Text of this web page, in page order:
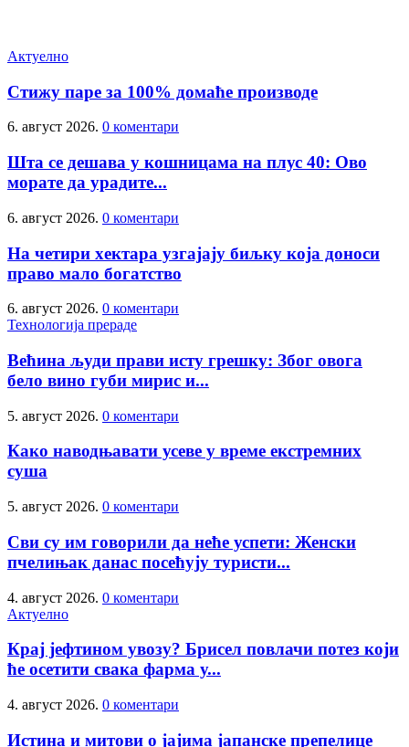
Актуелно
Стижу паре за 100% домаће производе
6. август 2026. 0 коментари
Шта се дешава у кошницама на плус 40: Ово
морате да урадите...
6. август 2026. 0 коментари
На четири хектара узгајају биљку која доноси
право мало богатство
6. август 2026. 0 коментари
Технологија прераде
Већина људи прави исту грешку: Због овога
бело вино губи мирис и...
5. август 2026. 0 коментари
Како наводњавати усеве у време екстремних
суша
5. август 2026. 0 коментари
Сви су им говорили да неће успети: Женски
пчелињак данас посећују туристи...
4. август 2026. 0 коментари
Актуелно
Крај јефтином увозу? Брисел повлачи потез који
ће осетити свака фарма у...
4. август 2026. 0 коментари
Истина и митови о јајима јапанске препелице